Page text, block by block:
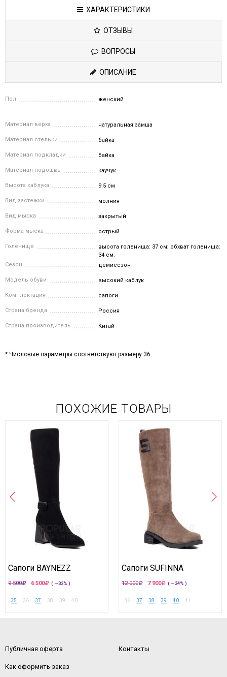
ХАРАКТЕРИСТИКИ
ОТЗЫВЫ
ВОПРОСЫ
ОПИСАНИЕ
Пол женский
Материал верха натуральная замша
Материал стельки байка
Материал подкладки байка
Материал подошвы каучук
Высота каблука 9.5 см
Вид застежки молния
Вид мыска закрытый
Форма мыска острый
Голенище
высота голенища: 37 см; обхват голенища:
34 см.
Сезон
демисезон
Модель обуви высокий каблук
Комплектация сапоги
Страна бренда Россия
Страна производитель Китай
* Числовые параметры соответствуют размеру 36
ПОХОЖИЕ ТОВАРЫ
Сапоги BAYNEZZ
9 500 6 500 ( —32% )
35 36 37 38 39 40
Сапоги SUFINNA
12 000 7 900 ( —34% )
36 37 38 39 40 41
Публичная оферта
Как оформить заказ
Контакты